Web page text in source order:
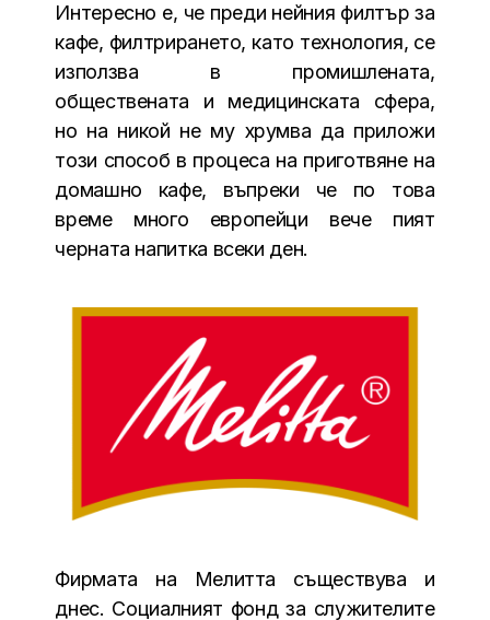
Интересно е, че преди нейния филтър за
кафе, филтрирането, като технология, се
използва в промишлената,
обществената и медицинската сфера,
но на никой не му хрумва да приложи
този способ в процеса на приготвяне на
домашно кафе, въпреки че по това
време много европейци вече пият
черната напитка всеки ден.
Фирмата на Мелитта съществува и
днес. Социалният фонд за служителите